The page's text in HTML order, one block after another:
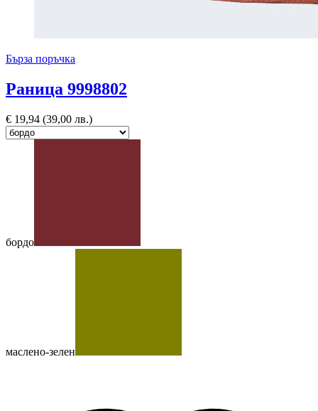
Бърза поръчка
Раница 9998802
€ 19,94 (39,00 лв.)
бордо
маслено-зелен